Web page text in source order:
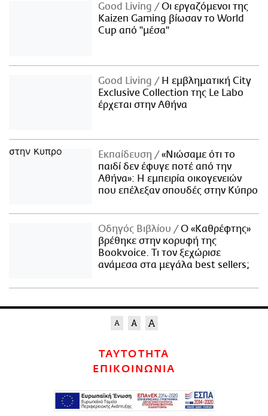
Good Living
Οι εργαζόμενοι της
Kaizen Gaming βίωσαν το World
Cup από "μέσα"
Good Living
Η εμβληματική City
Exclusive Collection της Le Labo
έρχεται στην Αθήνα
Εκπαίδευση
«Νιώσαμε ότι το
παιδί δεν έφυγε ποτέ από την
Αθήνα»: Η εμπειρία οικογενειών
που επέλεξαν σπουδές στην Κύπρο
Οδηγός Βιβλίου
Ο «Καθρέφτης»
βρέθηκε στην κορυφή της
Bookvoice. Τι τον ξεχώρισε
ανάμεσα στα μεγάλα best sellers;
ΤΑΥΤΟΤΗΤΑ
ΕΠΙΚΟΙΝΩΝΙΑ